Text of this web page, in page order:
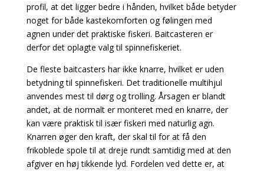
profil, at det ligger bedre i hånden, hvilket både betyder
noget for både kastekomforten og følingen med
agnen under det praktiske fiskeri. Baitcasteren er
derfor det oplagte valg til spinnefiskeriet.
De fleste baitcasters har ikke knarre, hvilket er uden
betydning til spinnefiskeri. Det traditionelle multihjul
anvendes mest til dørg og trolling. Årsagen er blandt
andet, at de normalt er monteret med en knarre, der
kan være praktisk til især fiskeri med naturlig agn.
Knarren øger den kraft, der skal til for at få den
frikoblede spole til at dreje rundt samtidig med at den
afgiver en høj tikkende lyd. Fordelen ved dette er, at